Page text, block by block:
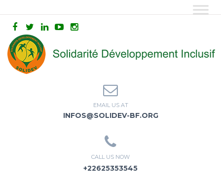
EMAIL US AT
INFOS@SOLIDEV-BF.ORG
CALL US NOW
+22625353545